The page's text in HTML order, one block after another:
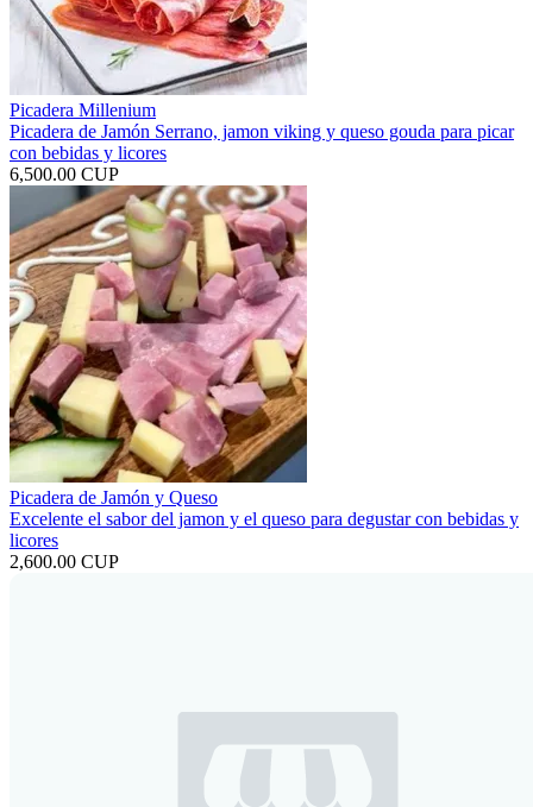
Picadera Millenium
Picadera de Jamón Serrano, jamon viking y queso gouda para picar
con bebidas y licores
6,500.00 CUP
Picadera de Jamón y Queso
Excelente el sabor del jamon y el queso para degustar con bebidas y
licores
2,600.00 CUP